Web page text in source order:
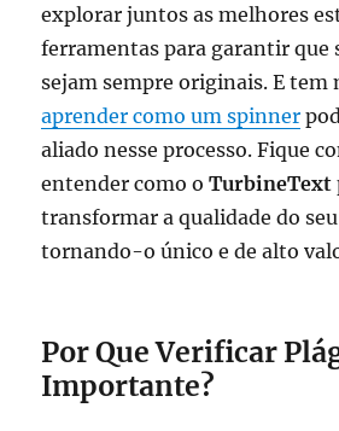
explorar juntos as melhores
ferramentas para garantir que
sejam sempre originais. E tem
aprender como um spinner
aliado nesse processo. Fique
entender como oTurbineText
transformar a qualidade do
tornando-o único e de alto
Por Que Verificar
Importante?